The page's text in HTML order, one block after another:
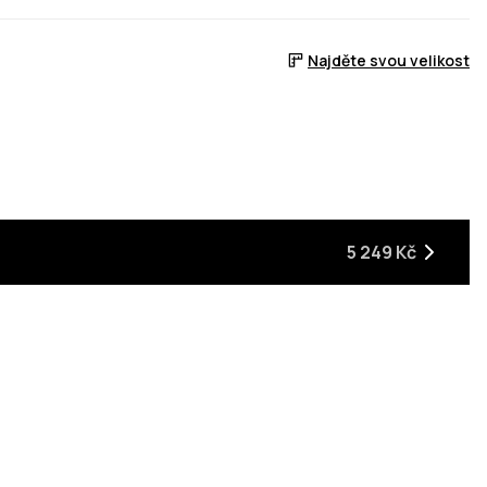
Najděte svou velikost
5 249 Kč